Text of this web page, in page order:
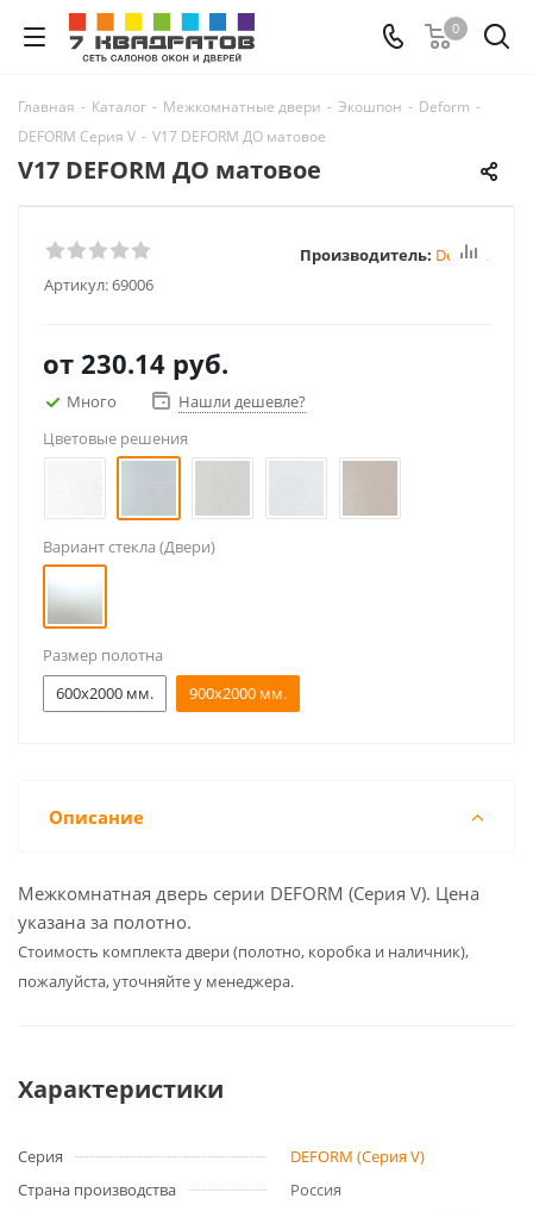
0
Главная - Каталог - Межкомнатные двери - Экошпон - Deform -
DEFORM Серия V - V17 DEFORM ДО матовое
V17 DEFORM ДО матовое
Артикул:69006
Производитель: Deform
от 230.14 руб.
Много
Нашли дешевле?
Цветовые решения
Вариант стекла (Двери)
Размер полотна
600x2000 мм.
900x2000 мм.
Описание
Межкомнатная дверь серии DEFORM (Серия V). Цена
указана за полотно.
Cтоимость комплекта двери (полотно, коробка и наличник),
пожалуйста, уточняйте у менеджера.
Характеристики
Серия
DEFORM (Серия V)
Страна производства
Россия